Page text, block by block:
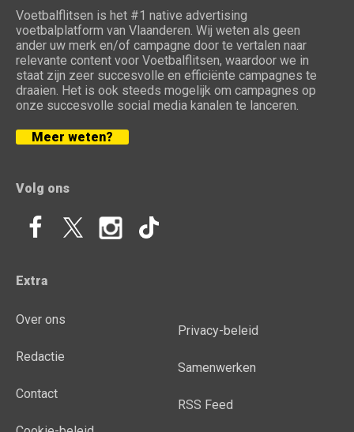
Voetbalflitsen is het #1 native advertising
voetbalplatform van Vlaanderen. Wij weten als geen
ander uw merk en/of campagne door te vertalen naar
relevante content voor Voetbalflitsen, waardoor we in
staat zijn zeer succesvolle en efficiënte campagnes te
draaien. Het is ook steeds mogelijk om campagnes op
onze succesvolle social media kanalen te lanceren.
Meer weten?
Volg ons
Extra
Over ons
Redactie
Contact
Privacy-beleid
Samenwerken
RSS Feed